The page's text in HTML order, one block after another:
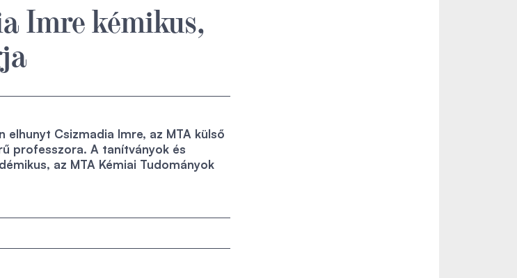
Imre kémikus,
elhunyt Csizmadia Imre, az MTA külső
professzora. A tanítványok és
az MTA Kémiai Tudományok